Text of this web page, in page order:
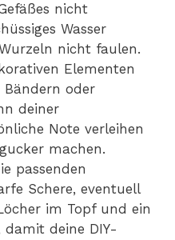
nicht
Wasser
nicht faulen.
Elementen
Bändern oder
deiner
Note verleihen
machen.
passenden
Schere, eventuell
im Topf und ein
damit deine DIY-